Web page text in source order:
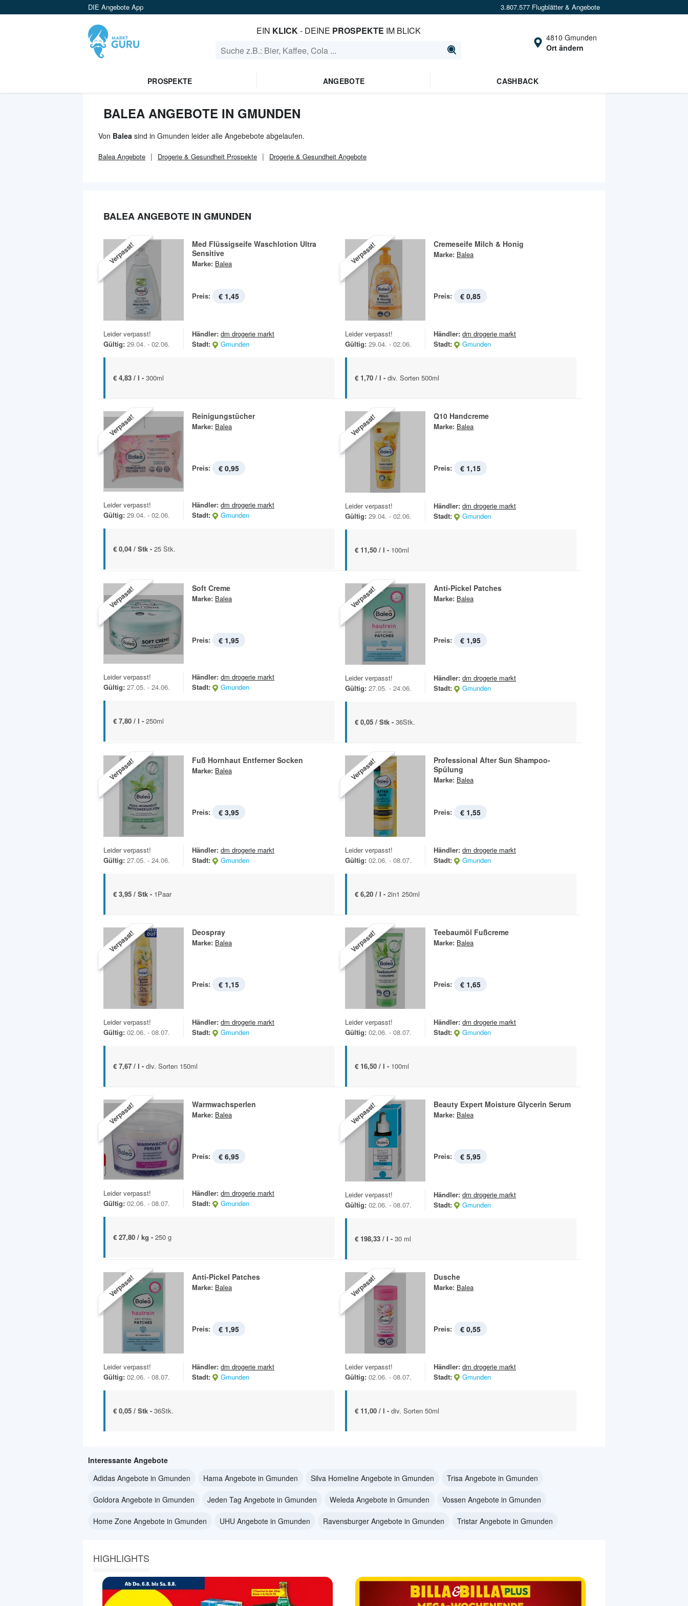
DIE Angebote App 3.807.577 Flugblätter & Angebote
EIN KLICK- DEINE PROSPEKTE IM BLICK
4810 Gmunden
Ort ändern
PROSPEKTE ANGEBOTE CASHBACK
BALEA ANGEBOTE IN GMUNDEN
Von Balea sind in Gmunden leider alle Angebebote abgelaufen.
Balea Angebote Drogerie & Gesundheit Prospekte Drogerie & Gesundheit Angebote
BALEA ANGEBOTE IN GMUNDEN
Verpasst!
Med Flüssigseife Waschlotion Ultra
Sensitive
Marke: Balea
Preis: € 1,45
Leider verpasst!
Gültig: 29.04. - 02.06.
Händler: dm drogerie markt
Stadt:
Gmunden
€ 4,83 / l - 300ml
Verpasst! Cremeseife Milch & Honig
Marke: Balea
Preis: € 0,85
Leider verpasst!
Gültig: 29.04. - 02.06.
Händler: dm drogerie markt
Stadt:
Gmunden
€ 1,70 / l - div. Sorten 500ml
Verpasst! Reinigungstücher
Marke: Balea
Preis: € 0,95
Leider verpasst!
Gültig: 29.04. - 02.06.
Händler: dm drogerie markt
Stadt:
Gmunden
€ 0,04 / Stk - 25 Stk.
Verpasst! Q10 Handcreme
Marke: Balea
Preis: € 1,15
Leider verpasst!
Gültig: 29.04. - 02.06.
Händler: dm drogerie markt
Stadt:
Gmunden
€ 11,50 / l - 100ml
Verpasst! Soft Creme
Marke: Balea
Preis: € 1,95
Leider verpasst!
Gültig: 27.05. - 24.06.
Händler: dm drogerie markt
Stadt:
Gmunden
€ 7,80 / l - 250ml
Verpasst! Anti-Pickel Patches
Marke: Balea
Preis: € 1,95
Leider verpasst!
Gültig: 27.05. - 24.06.
Händler: dm drogerie markt
Stadt:
Gmunden
€ 0,05 / Stk - 36Stk.
Verpasst! Fuß Hornhaut Entferner Socken
Marke: Balea
Preis: € 3,95
Leider verpasst!
Gültig: 27.05. - 24.06.
Händler: dm drogerie markt
Stadt:
Gmunden
€ 3,95 / Stk - 1Paar
Verpasst!
Professional After Sun Shampoo-
Spülung
Marke: Balea
Preis: € 1,55
Leider verpasst!
Gültig: 02.06. - 08.07.
Händler: dm drogerie markt
Stadt:
Gmunden
€ 6,20 / l - 2in1 250ml
Verpasst! Deospray
Marke: Balea
Preis: € 1,15
Leider verpasst!
Gültig: 02.06. - 08.07.
Händler: dm drogerie markt
Stadt:
Gmunden
€ 7,67 / l - div. Sorten 150ml
Verpasst! Teebaumöl Fußcreme
Marke: Balea
Preis: € 1,65
Leider verpasst!
Gültig: 02.06. - 08.07.
Händler: dm drogerie markt
Stadt:
Gmunden
€ 16,50 / l - 100ml
Verpasst! Warmwachsperlen
Marke: Balea
Preis: € 6,95
Leider verpasst!
Gültig: 02.06. - 08.07.
Händler: dm drogerie markt
Stadt:
Gmunden
€ 27,80 / kg - 250 g
Verpasst! Beauty Expert Moisture Glycerin Serum
Marke: Balea
Preis: € 5,95
Leider verpasst!
Gültig: 02.06. - 08.07.
Händler: dm drogerie markt
Stadt:
Gmunden
€ 198,33 / l - 30 ml
Verpasst! Anti-Pickel Patches
Marke: Balea
Preis: € 1,95
Leider verpasst!
Gültig: 02.06. - 08.07.
Händler: dm drogerie markt
Stadt:
Gmunden
€ 0,05 / Stk - 36Stk.
Verpasst! Dusche
Marke: Balea
Preis: € 0,55
Leider verpasst!
Gültig: 02.06. - 08.07.
Händler: dm drogerie markt
Stadt:
Gmunden
€ 11,00 / l - div. Sorten 50ml
Interessante Angebote
Adidas Angebote in Gmunden
Hama Angebote in Gmunden Silva Homeline Angebote in Gmunden Trisa Angebote in Gmunden
Goldora Angebote in Gmunden Jeden Tag Angebote in Gmunden Weleda Angebote in Gmunden Vossen Angebote in Gmunden
Home Zone Angebote in Gmunden UHU Angebote in Gmunden Ravensburger Angebote in Gmunden Tristar Angebote in Gmunden
HIGHLIGHTS